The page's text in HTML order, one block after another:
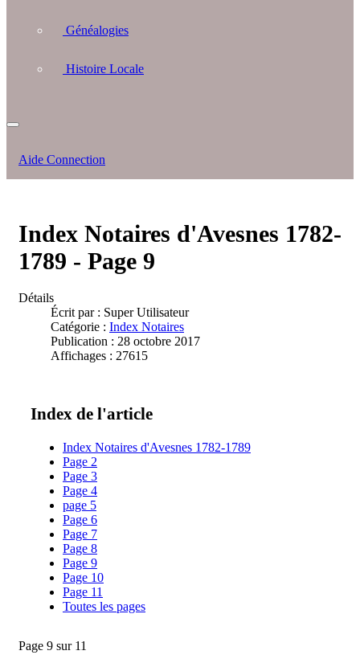
Généalogies
Histoire Locale
Aide Connection
Index Notaires d'Avesnes 1782-
1789 - Page 9
Détails
Écrit par : Super Utilisateur
Catégorie : Index Notaires
Publication : 28 octobre 2017
Affichages : 27615
Index de l'article
Index Notaires d'Avesnes 1782-1789
Page 2
Page 3
Page 4
page 5
Page 6
Page 7
Page 8
Page 9
Page 10
Page 11
Toutes les pages
Page 9 sur 11